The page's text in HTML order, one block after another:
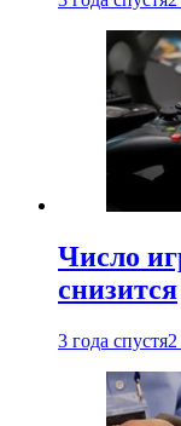
Число
снизится
3 года спустя